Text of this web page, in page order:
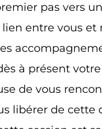
pas vers
entre vous
à présent
de vous
libérer de cette